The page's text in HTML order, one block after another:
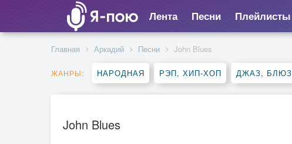
Лента Песни Плейлисты
Главная Аркадий Песни John Blues
ЖАНРЫ: НАРОДНАЯ РЭП, ХИП-ХОП ДЖАЗ, БЛЮЗ
John Blues